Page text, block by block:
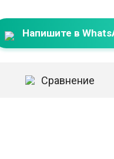
Напишите в
Сравнение